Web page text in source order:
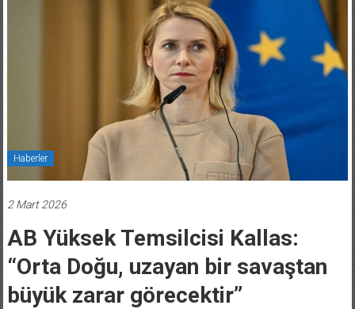
Haberler
2 Mart 2026
AB Yüksek Temsilcisi Kallas:
“Orta Doğu, uzayan bir savaştan
büyük zarar görecektir”